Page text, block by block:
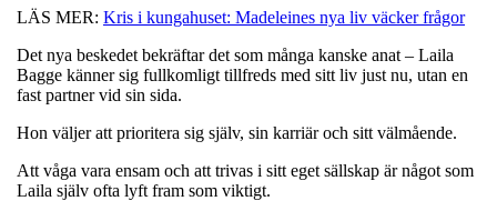
LÄS MER: Kris i kungahuset: Madeleines nya liv väcker frågor
Det nya beskedet bekräftar det som många kanske anat – Laila
Bagge känner sig fullkomligt tillfreds med sitt liv just nu, utan en
fast partner vid sin sida.
Hon väljer att prioritera sig själv, sin karriär och sitt välmående.
Att våga vara ensam och att trivas i sitt eget sällskap är något som
Laila själv ofta lyft fram som viktigt.